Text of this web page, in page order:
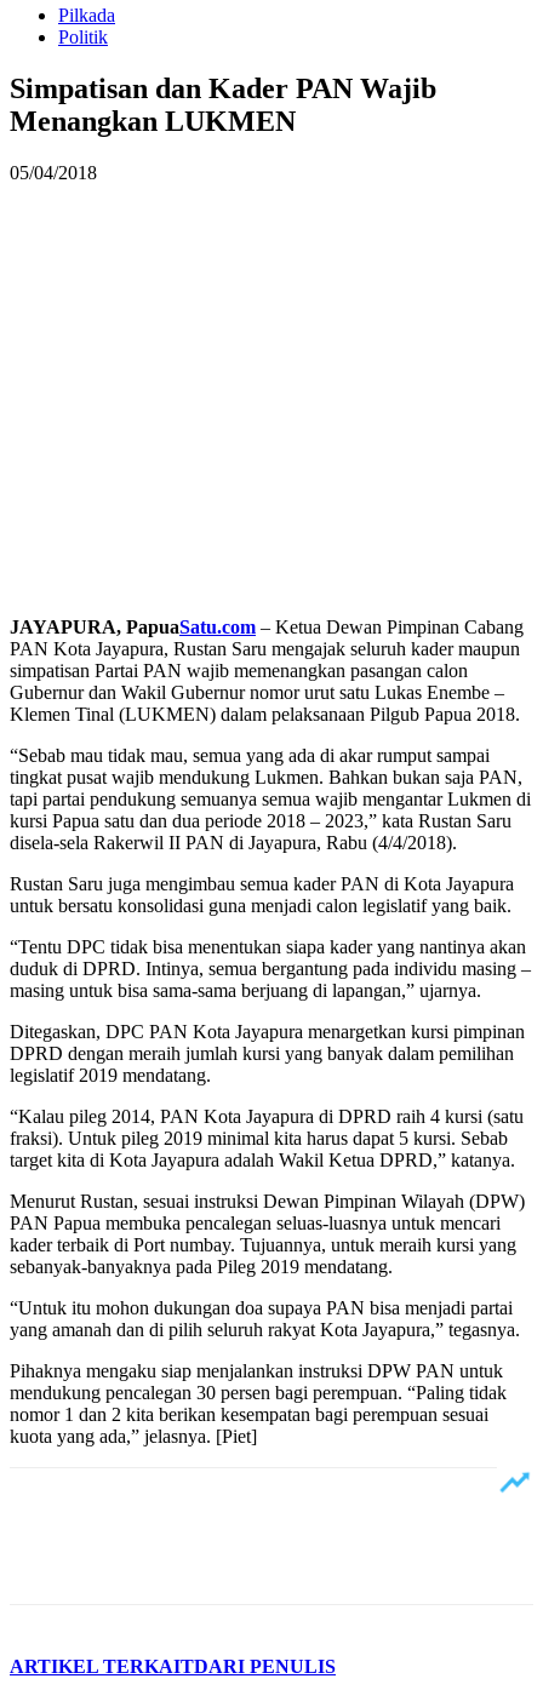
Pilkada
Politik
Simpatisan dan Kader PAN Wajib
Menangkan LUKMEN
05/04/2018
JAYAPURA, PapuaSatu.com – Ketua Dewan Pimpinan Cabang
PAN Kota Jayapura, Rustan Saru mengajak seluruh kader maupun
simpatisan Partai PAN wajib memenangkan pasangan calon
Gubernur dan Wakil Gubernur nomor urut satu Lukas Enembe –
Klemen Tinal (LUKMEN) dalam pelaksanaan Pilgub Papua 2018.
“Sebab mau tidak mau, semua yang ada di akar rumput sampai
tingkat pusat wajib mendukung Lukmen. Bahkan bukan saja PAN,
tapi partai pendukung semuanya semua wajib mengantar Lukmen di
kursi Papua satu dan dua periode 2018 – 2023,” kata Rustan Saru
disela-sela Rakerwil II PAN di Jayapura, Rabu (4/4/2018).
Rustan Saru juga mengimbau semua kader PAN di Kota Jayapura
untuk bersatu konsolidasi guna menjadi calon legislatif yang baik.
“Tentu DPC tidak bisa menentukan siapa kader yang nantinya akan
duduk di DPRD. Intinya, semua bergantung pada individu masing –
masing untuk bisa sama-sama berjuang di lapangan,” ujarnya.
Ditegaskan, DPC PAN Kota Jayapura menargetkan kursi pimpinan
DPRD dengan meraih jumlah kursi yang banyak dalam pemilihan
legislatif 2019 mendatang.
“Kalau pileg 2014, PAN Kota Jayapura di DPRD raih 4 kursi (satu
fraksi). Untuk pileg 2019 minimal kita harus dapat 5 kursi. Sebab
target kita di Kota Jayapura adalah Wakil Ketua DPRD,” katanya.
Menurut Rustan, sesuai instruksi Dewan Pimpinan Wilayah (DPW)
PAN Papua membuka pencalegan seluas-luasnya untuk mencari
kader terbaik di Port numbay. Tujuannya, untuk meraih kursi yang
sebanyak-banyaknya pada Pileg 2019 mendatang.
“Untuk itu mohon dukungan doa supaya PAN bisa menjadi partai
yang amanah dan di pilih seluruh rakyat Kota Jayapura,” tegasnya.
Pihaknya mengaku siap menjalankan instruksi DPW PAN untuk
mendukung pencalegan 30 persen bagi perempuan. “Paling tidak
nomor 1 dan 2 kita berikan kesempatan bagi perempuan sesuai
kuota yang ada,” jelasnya. [Piet]
ARTIKEL TERKAITDARI PENULIS